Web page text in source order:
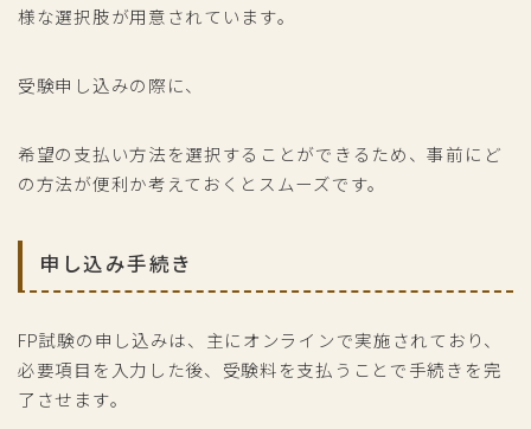
様な選択肢が用意されています。
受験申し込みの際に、
希望の支払い方法を選択することができるため、事前にど
の方法が便利か考えておくとスムーズです。
申し込み手続き
FP試験の申し込みは、主にオンラインで実施されており、
必要項目を入力した後、受験料を支払うことで手続きを完
了させます。